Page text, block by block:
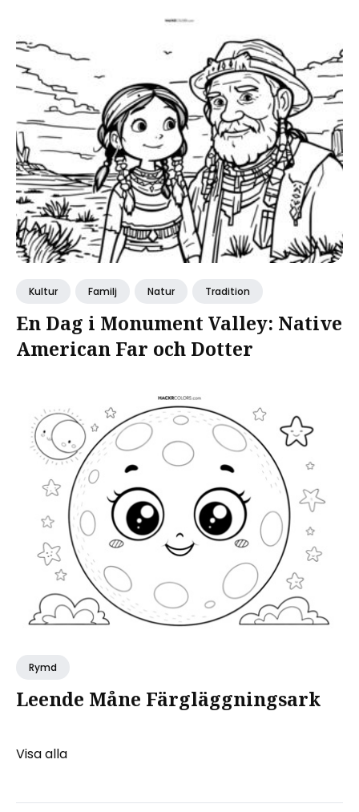
Kultur Familj Natur Tradition
En Dag i Monument Valley: Native
American Far och Dotter
Rymd
Leende Måne Färgläggningsark
Visa alla